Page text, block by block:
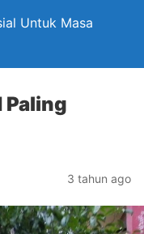
Untuk Masa
Paling
3 tahun ago